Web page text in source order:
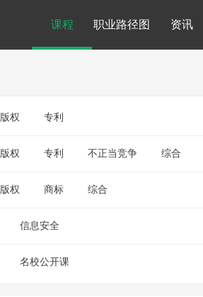
课程 职业路径图 资讯
版权 专利
版权 专利 不正当竞争 综合
版权 商标 综合
信息安全
名校公开课